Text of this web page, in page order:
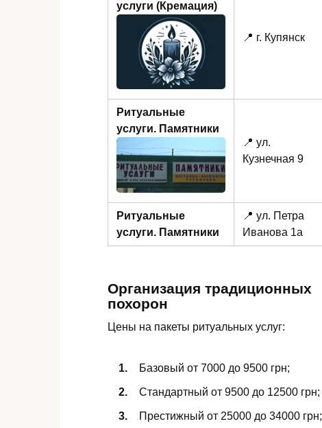
услуги (Кремация)
📍 г. Купянск
Ритуальные
услуги. Памятники
📍 ул.
Кузнечная 9
Ритуальные
услуги. Памятники
📍 ул. Петра
Иванова 1а
Организация традиционных
похорон
Цены на пакеты ритуальных услуг:
Базовый от 7000 до 9500 грн;
Стандартный от 9500 до 12500 грн;
Престижный от 25000 до 34000 грн;